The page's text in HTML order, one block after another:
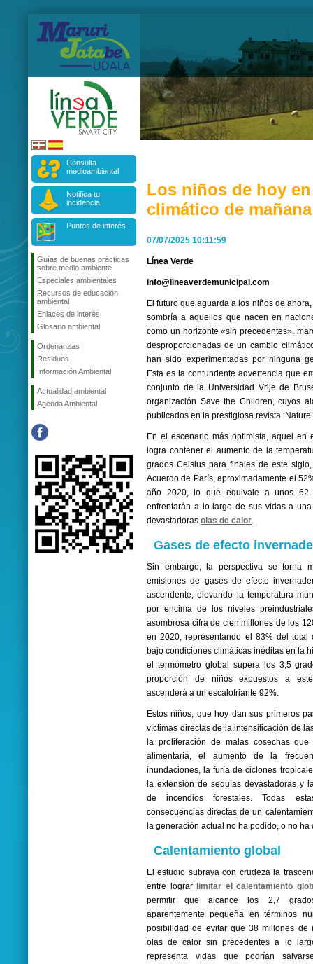
Consulta
medioambiental
Notifica tu
incidencia
Puntos de interés
Guías de buenas prácticas
sobre medio ambiente
Especiales ambientales
Recursos de educación
ambiental
Enlaces de interés
Glosario ambiental
Ordenanzas
Residuos
Información Ambiental
Actualidad ambiental
Agenda Ambiental
Los niños de hoy
climático de mañana
07/07/2025 10:11:59
Línea Verde
info@lineaverdemunicipal.com
El futuro que aguarda a los niños de
sombría a aquellos que nacen en
como un horizonte «sin precedentes»,
desproporcionadas de un cambio
han sido experimentadas por ninguna
Esta es la contundente advertencia que
conjunto de la Universidad Vrije de
organización Save the Children, cuyos
publicados en la prestigiosa revista
En el escenario más optimista, aquel en
logra contener el aumento de la
grados Celsius para finales de este
Acuerdo de París, aproximadamente el
año 2020, lo que equivale a unos 62
enfrentarán a lo largo de sus vidas a
devastadoras olas de calor.
Gases de efecto
Sin embargo, la perspectiva se torna
emisiones de gases de efecto
ascendente, elevando la temperatura
por encima de los niveles
asombrosa cifra de cien millones de los
en 2020, representando el 83% del total
bajo condiciones climáticas inéditas en la
el termómetro global supera los 3,5
proporción de niños expuestos a
ascenderá a un escalofriante 92%.
Estos niños, que hoy dan sus primeros
víctimas directas de la intensificación de
la proliferación de malas cosechas
alimentaria, el aumento de la
inundaciones, la furia de ciclones
la extensión de sequías devastadoras y
de incendios forestales. Todas
consecuencias directas de un
la generación actual no ha podido, o no
Calentamiento global
El estudio subraya con crudeza la
entre lograr
limitar el calentamiento
permitir que alcance los 2,7
aparentemente pequeña en términos
posibilidad de evitar que 38 millones de
olas de calor sin precedentes a lo
representa vidas que podrían